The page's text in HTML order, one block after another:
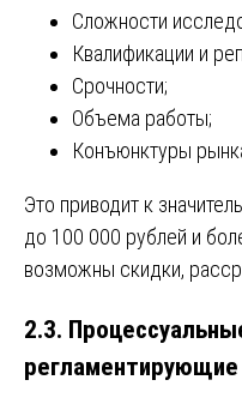
Сложности
Квалификации и
Срочности;
Объема работы;
Конъюнктуры
Это приводит к
до 100 000 рублей и
возможны скидки,
2.3.
регламентирующие